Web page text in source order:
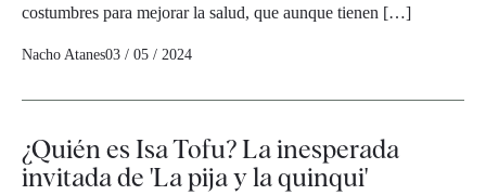
costumbres para mejorar la salud, que aunque tienen […]
Nacho Atanes03 / 05 / 2024
¿Quién es Isa Tofu? La inesperada
invitada de 'La pija y la quinqui'